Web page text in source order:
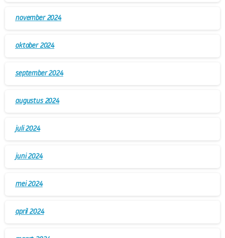
november 2024
oktober 2024
september 2024
augustus 2024
juli 2024
juni 2024
mei 2024
april 2024